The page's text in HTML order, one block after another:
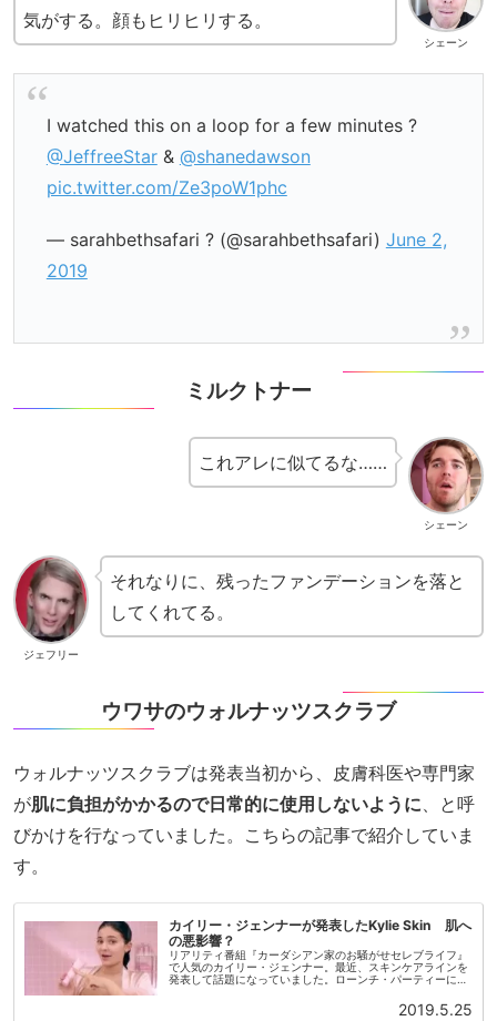
シェーン
気がする。顔もヒリヒリする。
I watched this on a loop for a few minutes ?
@JeffreeStar& @shanedawson
pic.twitter.com/Ze3poW1phc
— sarahbethsafari ? (@sarahbethsafari) June 2,
2019
ミルクトナー
シェーン
これアレに似てるな……
ジェフリー
それなりに、残ったファンデーションを落と
してくれてる。
ウワサのウォルナッツスクラブ
ウォルナッツスクラブは発表当初から、皮膚科医や専門家
が肌に負担がかかるので日常的に使用しないように 、と呼
びかけを行なっていました。こちらの記事で紹介していま
す。
カイリー・ジェンナーが発表したKylie Skin 肌へ
の悪影響？
リアリティ番組『カーダシアン家のお騒がせセレブライフ』
で人気のカイリー・ジェンナー。最近、スキンケアラインを
発表して話題になっていました。ローンチ・パーティーには
2019.5.25